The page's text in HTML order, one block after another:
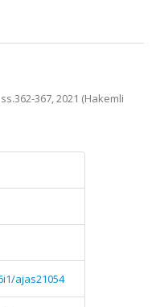
367, 2021 (Hakemli
ajas21054